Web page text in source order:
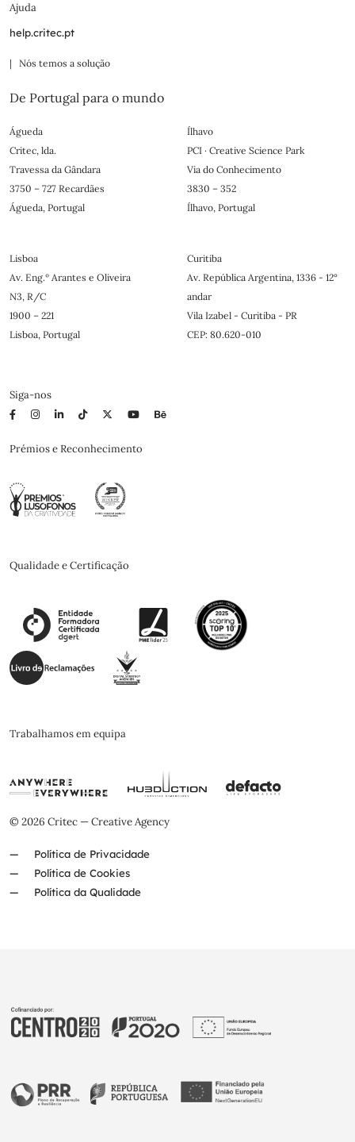
Ajuda
help.critec.pt
| Nós temos a solução
De Portugal para o mundo
Águeda
Critec, lda.
Travessa da Gândara
3750 – 727 Recardães
Águeda, Portugal
Ílhavo
PCI · Creative Science Park
Via do Conhecimento
3830 – 352
Ílhavo, Portugal
Lisboa
Av. Eng.º Arantes e Oliveira
N3, R/C
1900 – 221
Lisboa, Portugal
Curitiba
Av. República Argentina, 1336 - 12°
andar
Vila Izabel - Curitiba - PR
CEP: 80.620-010
Siga-nos
Prémios e Reconhecimento
Qualidade e Certificação
Trabalhamos em equipa
© 2026 Critec — Creative Agency
Política de Privacidade
Política de Cookies
Política da Qualidade